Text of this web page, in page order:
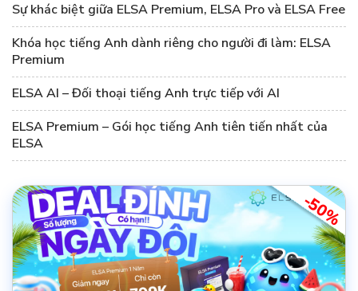
Sự khác biệt giữa ELSA Premium, ELSA Pro và ELSA Free
Khóa học tiếng Anh dành riêng cho người đi làm: ELSA
Premium
ELSA AI – Đối thoại tiếng Anh trực tiếp với AI
ELSA Premium – Gói học tiếng Anh tiên tiến nhất của
ELSA
-50%